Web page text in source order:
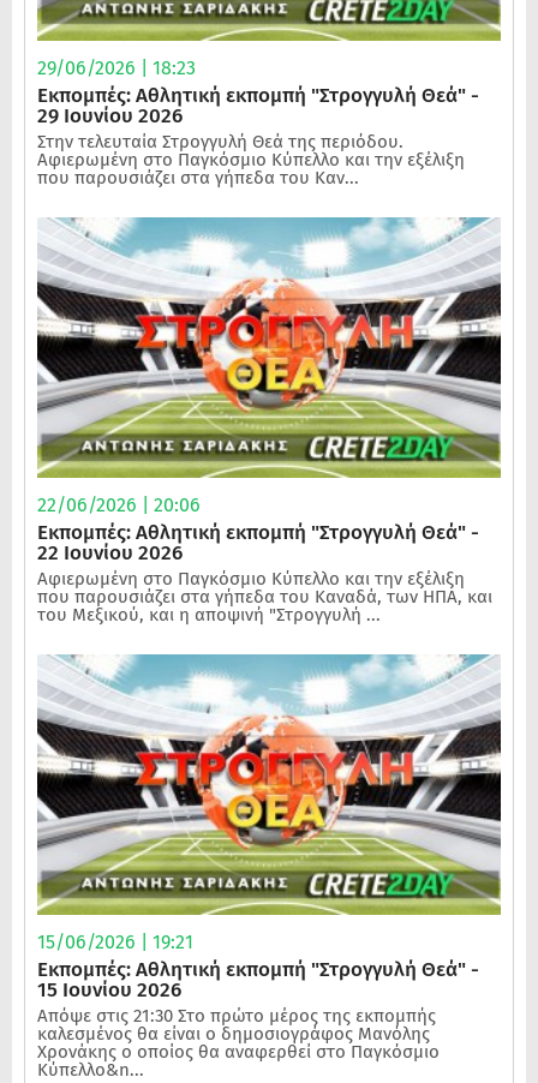
29/06/2026 | 18:23
Εκπομπές: Αθλητική εκπομπή "Στρογγυλή Θεά" -
29 Ιουνίου 2026
Στην τελευταία Στρογγυλή Θεά της περιόδου.
Αφιερωμένη στο Παγκόσμιο Κύπελλο και την εξέλιξη
που παρουσιάζει στα γήπεδα του Καν...
22/06/2026 | 20:06
Εκπομπές: Αθλητική εκπομπή "Στρογγυλή Θεά" -
22 Ιουνίου 2026
Αφιερωμένη στο Παγκόσμιο Κύπελλο και την εξέλιξη
που παρουσιάζει στα γήπεδα του Καναδά, των ΗΠΑ, και
του Μεξικού, και η αποψινή "Στρογγυλή ...
15/06/2026 | 19:21
Εκπομπές: Αθλητική εκπομπή "Στρογγυλή Θεά" -
15 Ιουνίου 2026
Απόψε στις 21:30 Στο πρώτο μέρος της εκπομπής
καλεσμένος θα είναι ο δημοσιογράφος Μανόλης
Χρονάκης ο οποίος θα αναφερθεί στο Παγκόσμιο
Κύπελλο&n...